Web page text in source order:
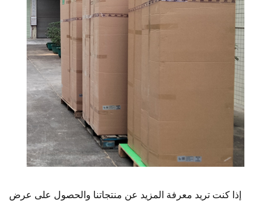
إذا كنت تريد معرفة المزيد عن منتجاتنا والحصول على عرض